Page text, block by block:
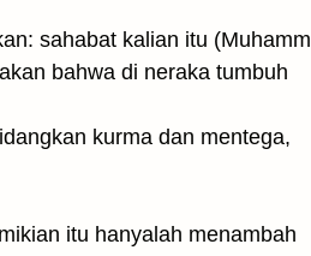
bahwa di neraka tumbuh
kurma dan mentega,